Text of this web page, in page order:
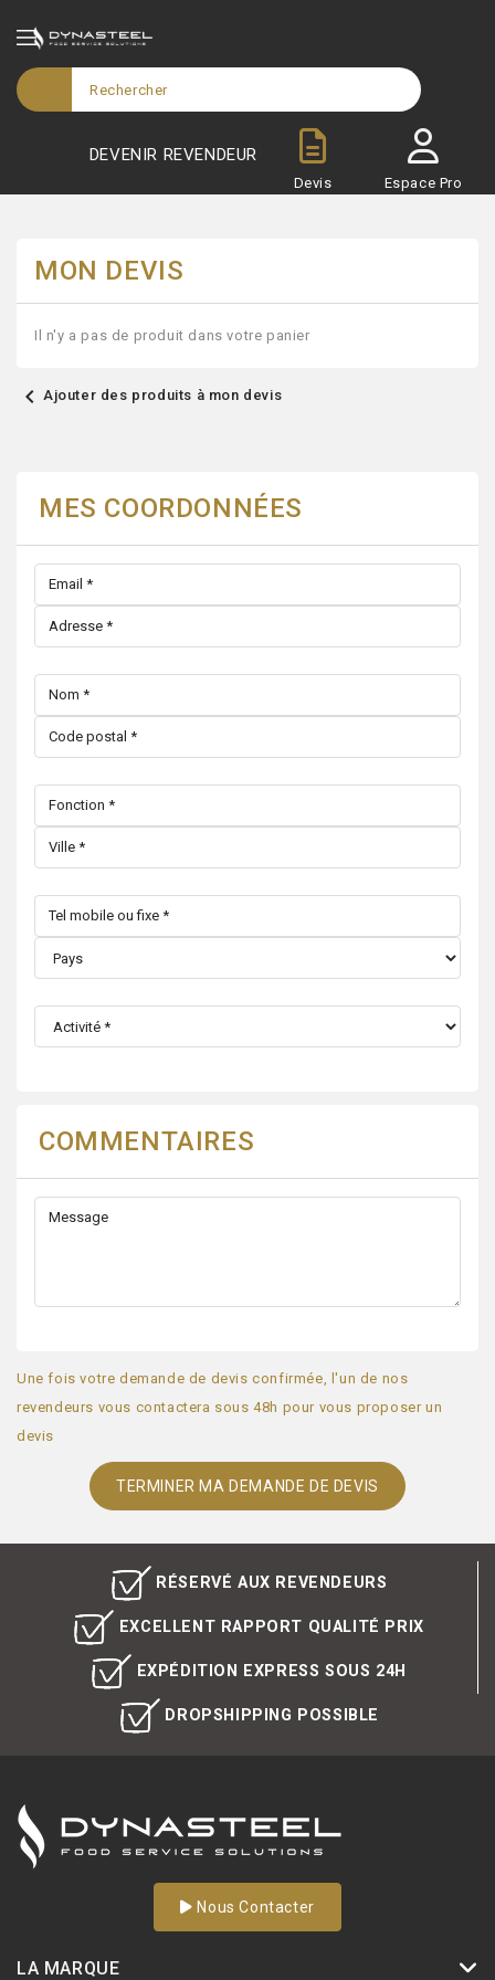
Espace Pro
Devis
DEVENIR REVENDEUR
MON DEVIS
Il n'y a pas de produit dans votre panier
chevron_left Ajouter des produits à mon devis
MES COORDONNÉES
COMMENTAIRES
Une fois votre demande de devis confirmée, l'un de nos
revendeurs vous contactera sous 48h pour vous proposer un
devis
RÉSERVÉ AUX REVENDEURS
EXCELLENT RAPPORT QUALITÉ PRIX
EXPÉDITION EXPRESS SOUS 24H
DROPSHIPPING POSSIBLE
Nous Contacter
LA MARQUE